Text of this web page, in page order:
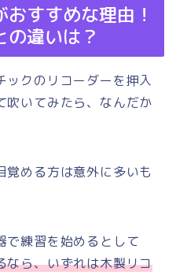
すすめな理由！
違いは？
ックのリコーダーを押入
吹いてみたら、なんだか
覚める方は意外に多いも
で練習を始めるとして
なら、いずれは木製リコ